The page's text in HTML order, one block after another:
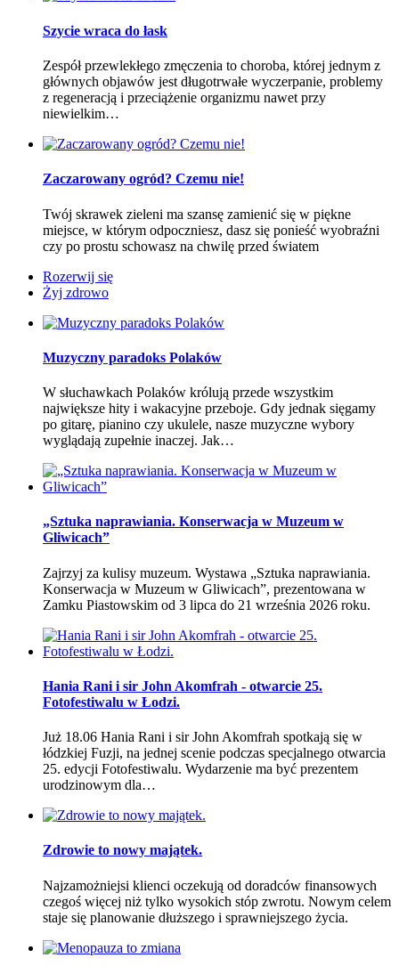
Szycie wraca do łask
Zespół przewlekłego zmęczenia to choroba, której jednym z
głównych objawów jest długotrwałe wyczerpanie, problemy
z regeneracją i przeciążenie organizmu nawet przy
niewielkim…
Zaczarowany ogród? Czemu nie!
Twój skrawek zieleni ma szansę zamienić się w piękne
miejsce, w którym odpoczniesz, dasz się ponieść wyobraźni
czy po prostu schowasz na chwilę przed światem
Rozerwij się
Żyj zdrowo
Muzyczny paradoks Polaków
W słuchawkach Polaków królują przede wszystkim
największe hity i wakacyjne przeboje. Gdy jednak sięgamy
po gitarę, pianino czy ukulele, nasze muzyczne wybory
wyglądają zupełnie inaczej. Jak…
„Sztuka naprawiania. Konserwacja w Muzeum w
Gliwicach”
Zajrzyj za kulisy muzeum. Wystawa „Sztuka naprawiania.
Konserwacja w Muzeum w Gliwicach”, prezentowana w
Zamku Piastowskim od 3 lipca do 21 września 2026 roku.
Hania Rani i sir John Akomfrah - otwarcie 25.
Fotofestiwalu w Łodzi.
Już 18.06 Hania Rani i sir John Akomfrah spotkają się w
łódzkiej Fuzji, na jednej scenie podczas specjalnego otwarcia
25. edycji Fotofestiwalu. Wydarzenie ma być prezentem
urodzinowym dla…
Zdrowie to nowy majątek.
Najzamożniejsi klienci oczekują od doradców finansowych
czegoś więcej niż tylko wysokich stóp zwrotu. Nowym celem
staje się planowanie dłuższego i sprawniejszego życia.